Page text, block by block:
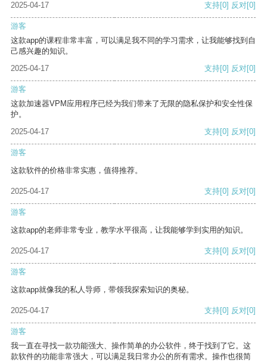
2025-04-17 支持[0] 反对[0]
游客
这款app的课程非常丰富，可以满足我不同的学习需求，让我能够找到自
己感兴趣的知识。
2025-04-17
支持[0] 反对[0]
游客
这款加速器VPM应用程序已经为我们带来了无限的隐私保护和安全性保
护。
2025-04-17
支持[0] 反对[0]
游客
这款软件的价格非常实惠，值得推荐。
2025-04-17 支持[0] 反对[0]
游客
这款app的老师非常专业，教学水平很高，让我能够学到实用的知识。
2025-04-17 支持[0] 反对[0]
游客
这款app就像我的私人导师，带领我探索知识的奥秘。
2025-04-17 支持[0] 反对[0]
游客
我一直在寻找一款功能强大、操作简单的办公软件，终于找到了它。这
款软件的功能非常强大，可以满足我日常办公的所有需求。操作也很简